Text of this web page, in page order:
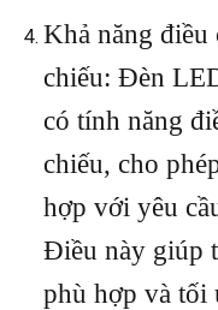
Khả năng điều
chiếu: Đèn
có tính năng
chiếu, cho
hợp với yêu
Điều này giúp
phù hợp và tối